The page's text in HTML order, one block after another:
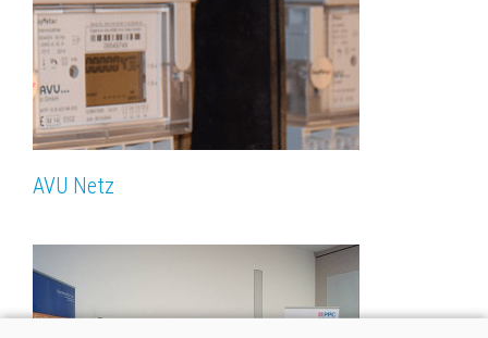
AVU Netz